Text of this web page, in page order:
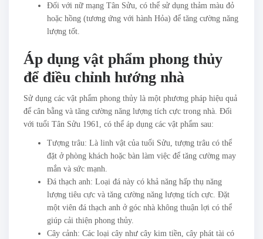
Đối với nữ mạng Tân Sửu, có thể sử dụng thảm màu đỏ
hoặc hồng (tương ứng với hành Hỏa) để tăng cường năng
lượng tốt.
Áp dụng vật phẩm phong thủy
để điều chỉnh hướng nhà
Sử dụng các vật phẩm phong thủy là một phương pháp hiệu quả
để cân bằng và tăng cường năng lượng tích cực trong nhà. Đối
với tuổi Tân Sửu 1961, có thể áp dụng các vật phẩm sau:
Tượng trâu: Là linh vật của tuổi Sửu, tượng trâu có thể
đặt ở phòng khách hoặc bàn làm việc để tăng cường may
mắn và sức mạnh.
Đá thạch anh: Loại đá này có khả năng hấp thụ năng
lượng tiêu cực và tăng cường năng lượng tích cực. Đặt
một viên đá thạch anh ở góc nhà không thuận lợi có thể
giúp cải thiện phong thủy.
Cây cảnh: Các loại cây như cây kim tiền, cây phát tài có